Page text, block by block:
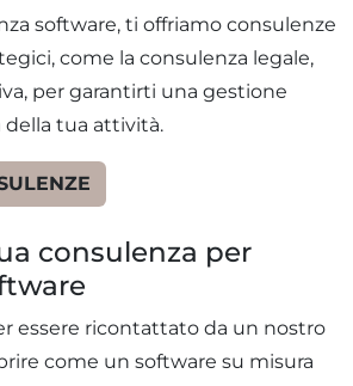
software, ti offriamo consulenze
come la consulenza legale,
per garantirti una gestione
della tua attività.
consulenza per
essere ricontattato da un nostro
come un software su misura